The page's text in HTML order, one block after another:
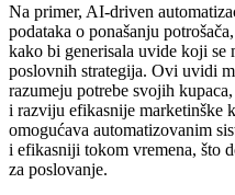
Na primer, AI-driven
podataka o ponašanju
kako bi generisala uvide koji
poslovnih strategija. Ovi uvidi
razumeju potrebe svojih
i razviju efikasnije marketinške
omogućava automatizovanim
i efikasniji tokom vremena, što
za poslovanje.